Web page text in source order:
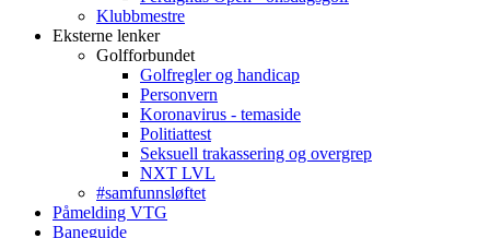
Klubbmestre
Eksterne lenker
Golfforbundet
Golfregler og handicap
Personvern
Koronavirus - temaside
Politiattest
Seksuell trakassering og overgrep
NXT LVL
#samfunnsløftet
Påmelding VTG
Baneguide